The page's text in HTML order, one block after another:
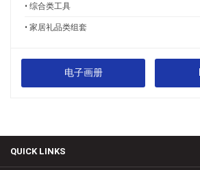
• 综合类工具
• 家居礼品类组套
电子画册
QUICK LINKS